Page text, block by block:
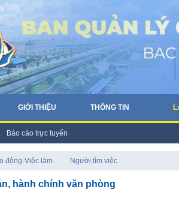
GIỚI THIỆU THÔNG TIN
Báo cáo trực tuyến
động-Việc làm Người tìm việc
hành chính văn phòng